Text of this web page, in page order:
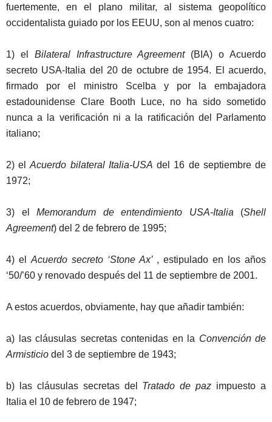
fuertemente, en el plano militar, al sistema geopolítico
occidentalista guiado por los EEUU, son al menos cuatro:
1) el Bilateral InfrastructureAgreement(BIA) o Acuerdo
secreto USA-Italia del 20 de octubre de 1954. El acuerdo,
firmado por el ministro Scelba y por la embajadora
estadounidense Clare Booth Luce, no ha sido sometido
nunca a la verificación ni a la ratificación del Parlamento
italiano;
2) elAcuerdo bilateral Italia-USA del 16 de septiembre de
1972;
3) el Memorandum de entendimiento USA-Italia (Shell
Agreement) del 2 de febrero de 1995;
4) el Acuerdo secreto ‘Stone Ax’ , estipulado en los años
‘50/’60 y renovado después del 11 de septiembre de 2001.
A estos acuerdos, obviamente, hay que añadir también:
a) las cláusulas secretas contenidas en la Convención de
Armisticio del 3 de septiembre de 1943;
b) las cláusulas secretas del Tratado de paz impuesto a
Italia el 10 de febrero de 1947;